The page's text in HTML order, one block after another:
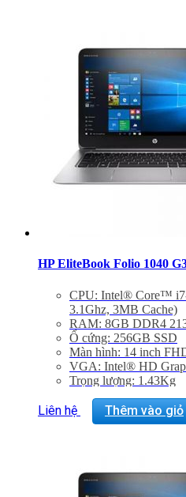
CPU: Intel® Core™
3.1Ghz, 3MB Cache)
RAM: 8GB DDR4
Ổ cứng: 256GB SSD
Màn hình: 14 inch
VGA: Intel® HD
Trọng lượng: 1.43Kg
Liên hệ Thêm vào giỏ